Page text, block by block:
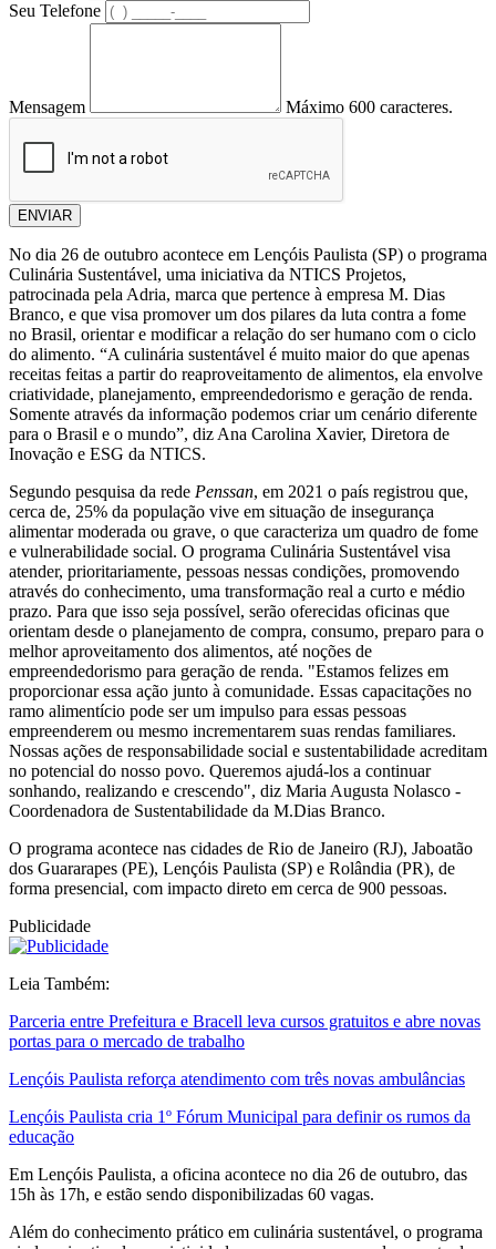
Seu Telefone
Mensagem Máximo 600 caracteres.
ENVIAR
No dia 26 de outubro acontece em Lençóis Paulista (SP) o programa
Culinária Sustentável, uma iniciativa da NTICS Projetos,
patrocinada pela Adria, marca que pertence à empresa M. Dias
Branco, e que visa promover um dos pilares da luta contra a fome
no Brasil, orientar e modificar a relação do ser humano com o ciclo
do alimento. “A culinária sustentável é muito maior do que apenas
receitas feitas a partir do reaproveitamento de alimentos, ela envolve
criatividade, planejamento, empreendedorismo e geração de renda.
Somente através da informação podemos criar um cenário diferente
para o Brasil e o mundo”, diz Ana Carolina Xavier, Diretora de
Inovação e ESG da NTICS.
Segundo pesquisa da rede Penssan, em 2021 o país registrou que,
cerca de, 25% da população vive em situação de insegurança
alimentar moderada ou grave, o que caracteriza um quadro de fome
e vulnerabilidade social. O programa Culinária Sustentável visa
atender, prioritariamente, pessoas nessas condições, promovendo
através do conhecimento, uma transformação real a curto e médio
prazo. Para que isso seja possível, serão oferecidas oficinas que
orientam desde o planejamento de compra, consumo, preparo para o
melhor aproveitamento dos alimentos, até noções de
empreendedorismo para geração de renda. "Estamos felizes em
proporcionar essa ação junto à comunidade. Essas capacitações no
ramo alimentício pode ser um impulso para essas pessoas
empreenderem ou mesmo incrementarem suas rendas familiares.
Nossas ações de responsabilidade social e sustentabilidade acreditam
no potencial do nosso povo. Queremos ajudá-los a continuar
sonhando, realizando e crescendo", diz Maria Augusta Nolasco -
Coordenadora de Sustentabilidade da M.Dias Branco.
O programa acontece nas cidades de Rio de Janeiro (RJ), Jaboatão
dos Guararapes (PE), Lençóis Paulista (SP) e Rolândia (PR), de
forma presencial, com impacto direto em cerca de 900 pessoas.
Publicidade
Leia Também:
Parceria entre Prefeitura e Bracell leva cursos gratuitos e abre novas
portas para o mercado de trabalho
Lençóis Paulista reforça atendimento com três novas ambulâncias
Lençóis Paulista cria 1º Fórum Municipal para definir os rumos da
educação
Em Lençóis Paulista, a oficina acontece no dia 26 de outubro, das
15h às 17h, e estão sendo disponibilizadas 60 vagas.
Além do conhecimento prático em culinária sustentável, o programa